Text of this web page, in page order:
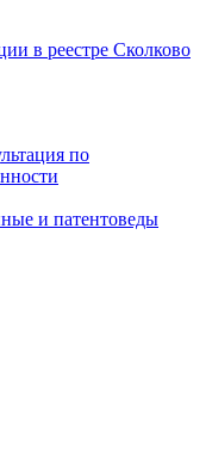
в реестре Сколково
по
и патентоведы